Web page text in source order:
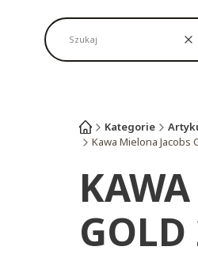
Kategorie
Kawa Mielona Jacobs
GOLD